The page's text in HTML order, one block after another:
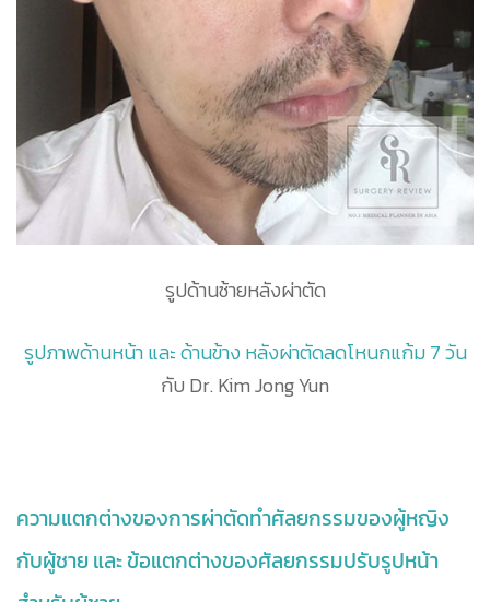
รูปด้านซ้ายหลังผ่าตัด
รูปภาพด้านหน้า และ ด้านข้าง หลังผ่าตัดลดโหนกแก้ม 7 วัน
กับ Dr. Kim Jong Yun
ความแตกต่างของการผ่าตัดทำศัลยกรรมของผู้หญิง
กับผู้ชาย และ ข้อแตกต่างของศัลยกรรมปรับรูปหน้า